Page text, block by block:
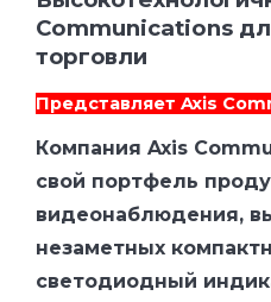
Communications
торговли
Представляет Axis
Компания Axis
свой портфель
видеонаблюдения,
незаметных
светодиодный